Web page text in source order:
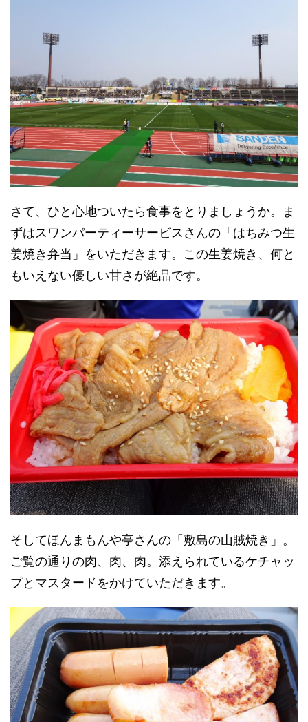
さて、ひと心地ついたら食事をとりましょうか。ま
ずはスワンパーティーサービスさんの「はちみつ生
姜焼き弁当」をいただきます。この生姜焼き、何と
もいえない優しい甘さが絶品です。
そしてほんまもんや亭さんの「敷島の山賊焼き」。
ご覧の通りの肉、肉、肉。添えられているケチャッ
プとマスタードをかけていただきます。